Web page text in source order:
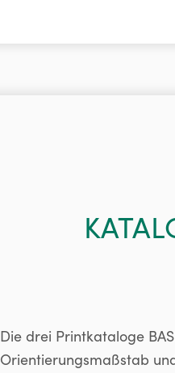
Die drei Printkataloge
Orientierungsmaßstab